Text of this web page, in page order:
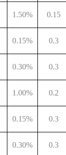
1.50% 0.15
0.15% 0.3
0.30% 0.3
1.00% 0.2
0.15% 0.3
0.30% 0.3